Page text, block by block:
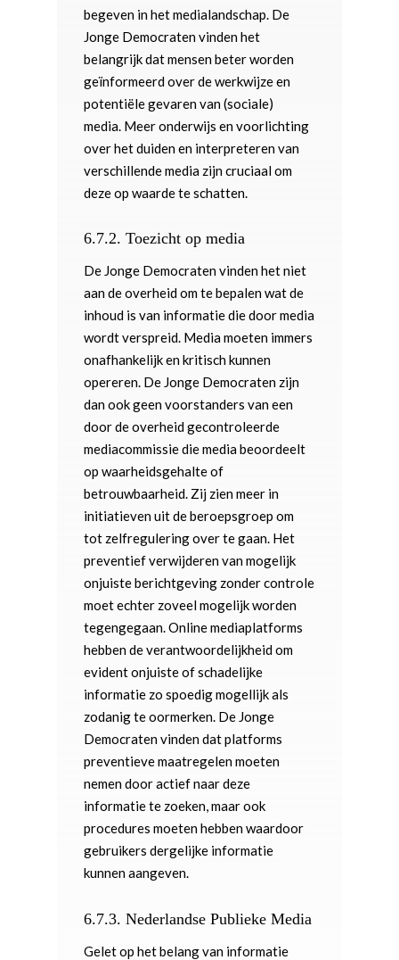
begeven in het medialandschap. De
Jonge Democraten vinden het
belangrijk dat mensen beter worden
geïnformeerd over de werkwijze en
potentiële gevaren van (sociale)
media. Meer onderwijs en voorlichting
over het duiden en interpreteren van
verschillende media zijn cruciaal om
deze op waarde te schatten.
6.7.2.Toezicht op media
De Jonge Democraten vinden het niet
aan de overheid om te bepalen wat de
inhoud is van informatie die door media
wordt verspreid. Media moeten immers
onafhankelijk en kritisch kunnen
opereren. De Jonge Democraten zijn
dan ook geen voorstanders van een
door de overheid gecontroleerde
mediacommissie die media beoordeelt
op waarheidsgehalte of
betrouwbaarheid. Zij zien meer in
initiatieven uit de beroepsgroep om
tot zelfregulering over te gaan. Het
preventief verwijderen van mogelijk
onjuiste berichtgeving zonder controle
moet echter zoveel mogelijk worden
tegengegaan. Online mediaplatforms
hebben de verantwoordelijkheid om
evident onjuiste of schadelijke
informatie zo spoedig mogellijk als
zodanig te oormerken. De Jonge
Democraten vinden dat platforms
preventieve maatregelen moeten
nemen door actief naar deze
informatie te zoeken, maar ook
procedures moeten hebben waardoor
gebruikers dergelijke informatie
kunnen aangeven.
6.7.3.Nederlandse Publieke Media
Gelet op het belang van informatie